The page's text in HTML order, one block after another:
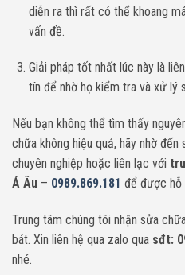
diễn ra thì rất có thể khoang
vấn đề.
Giải pháp tốt nhất lúc này là
tín để nhờ họ kiểm tra và xử lý
Nếu bạn không thể tìm thấy
chữa không hiệu quả, hãy nhờ
chuyên nghiệp hoặc liên lạc với
Á Âu – 0989.869.181 để được hỗ
Trung tâm chúng tôi nhận sửa
bát. Xin liên hệ qua zalo qua sđt:
nhé.